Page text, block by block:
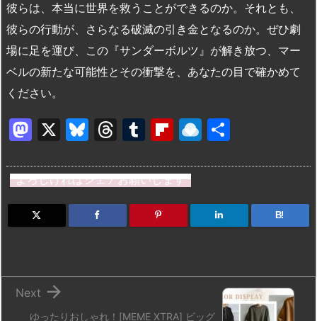
彼らは、本当に世界を救うことができるのか。それとも、
彼らの行動が、さらなる破滅の引き金となるのか。ぜひ劇
場に足を運び、この『サンダーボルツ』が解き放つ、マー
ベルの新たな可能性とその衝撃を、あなたの目で確かめて
ください。
M
st
o
d
X
Bl
e
s
k
T
e
a
d
T
m
bl
r
Fl
b
o
ar
R
n
dr
o
よろしければシェアお願いします
B!
ゆったりおしゃれ！[MEME XTRA] ビッグ

Next